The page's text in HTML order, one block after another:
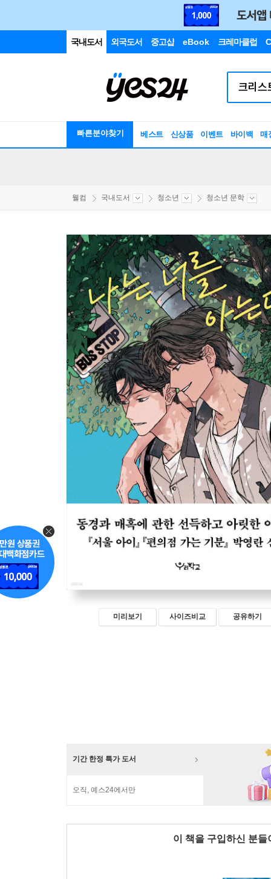
국내도서 외국도서 중고샵 eBook 크레마클럽
빠른분야찾기 베스트 신상품 이벤트 바이백 매
웰컴 국내도서 청소년 청소년 문학
미리보기 사이즈비교 공유하기
기간 한정 특가 도서
오직, 예스24에서만
이 책을 구입하신 분